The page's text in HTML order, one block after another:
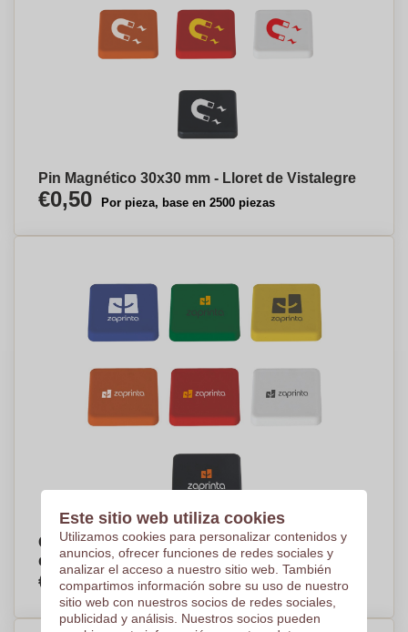
Pin Magnético 30x30 mm - Lloret de Vistalegre
€0,50 Por pieza, base en 2500 piezas
Chincheta Magnética 40x40 mm - Santa María
de Dulcis
€0,51 Por pieza, base en 2500 piezas
Este sitio web utiliza cookies
Utilizamos cookies para personalizar contenidos y
anuncios, ofrecer funciones de redes sociales y
analizar el acceso a nuestro sitio web. También
compartimos información sobre su uso de nuestro
sitio web con nuestros socios de redes sociales,
publicidad y análisis. Nuestros socios pueden